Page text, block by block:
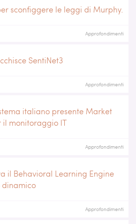
sconfiggere le leggi di Murphy.
Approfondimenti
SentiNet3
Approfondimenti
italiano presente Market
il monitoraggio IT
Approfondimenti
il Behavioral Learning Engine
Approfondimenti